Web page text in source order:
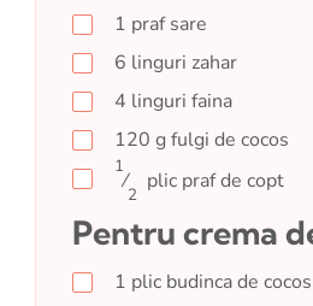
1 prafsare
6 linguri zahar
4 linguri faina
120 gfulgi de cocos
1
⁄
2
plic praf de copt
Pentru crema
1 plic budinca de